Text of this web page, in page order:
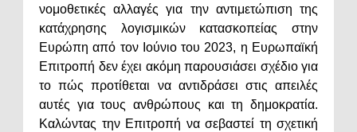
νομοθετικές αλλαγές για την αντιμετώπιση της
κατάχρησης λογισμικών κατασκοπείας στην
Ευρώπη από τον Ιούνιο του 2023, η Ευρωπαϊκή
Επιτροπή δεν έχει ακόμη παρουσιάσει σχέδιο για
το πώς προτίθεται να αντιδράσει στις απειλές
αυτές για τους ανθρώπους και τη δημοκρατία.
Καλώντας την Επιτροπή να σεβαστεί τη σχετική